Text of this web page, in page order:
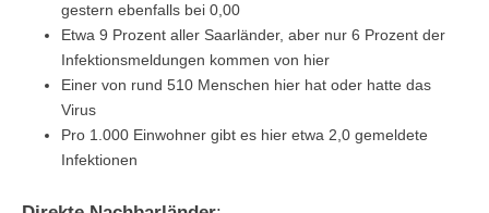
gestern ebenfalls bei 0,00
Etwa 9 Prozent aller Saarländer, aber nur 6 Prozent der
Infektionsmeldungen kommen von hier
Einer von rund 510 Menschen hier hat oder hatte das
Virus
Pro 1.000 Einwohner gibt es hier etwa 2,0 gemeldete
Infektionen